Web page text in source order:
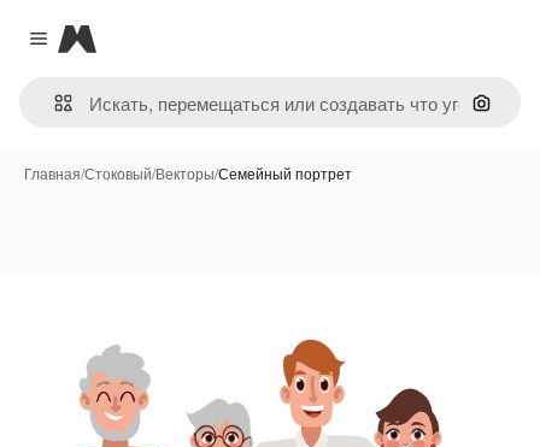
Close menu
Magnific
Поиск
Главная/Стоковый/Векторы/Семейный портрет